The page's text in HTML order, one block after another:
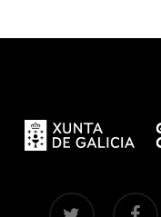
twitter facebook